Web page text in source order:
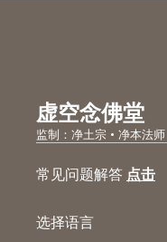
虚空念佛堂
监制：净土宗 • 净本法师
常见问题解答 点击
选择语言